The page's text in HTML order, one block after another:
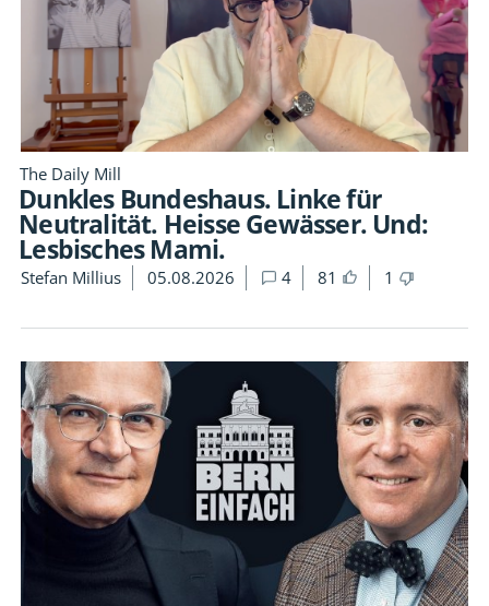
The Daily Mill
Dunkles Bundeshaus. Linke für
Neutralität. Heisse Gewässer. Und:
Lesbisches Mami.
Stefan Millius 05.08.2026 4 81 1